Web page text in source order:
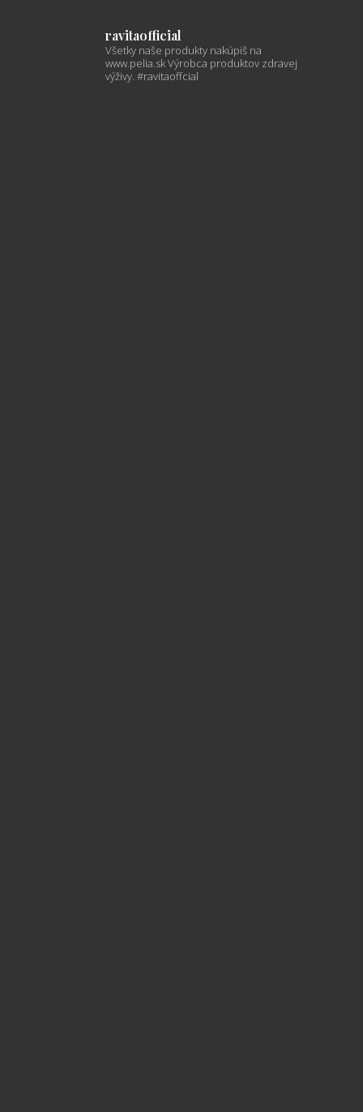
ravitaofficial
Všetky naše produkty nakúpiš na
www.pelia.skVýrobca produktov zdravej
výživy. #ravitaoffcial